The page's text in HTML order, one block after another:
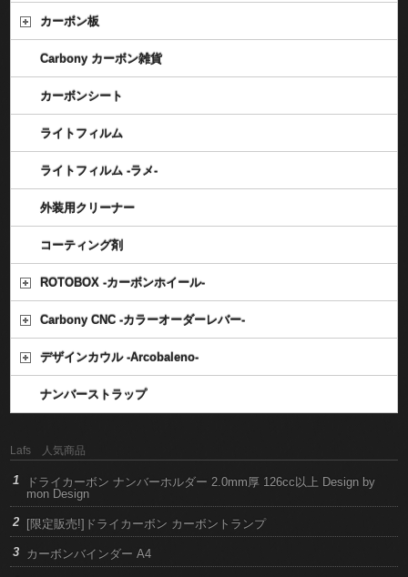
カーボン板
Carbony カーボン雑貨
カーボンシート
ライトフィルム
ライトフィルム -ラメ-
外装用クリーナー
コーティング剤
ROTOBOX -カーボンホイール-
Carbony CNC -カラーオーダーレバー-
デザインカウル -Arcobaleno-
ナンバーストラップ
Lafs 人気商品
ドライカーボン ナンバーホルダー 2.0mm厚 126cc以上 Design by
mon Design
[限定販売!]ドライカーボン カーボントランプ
カーボンバインダー A4